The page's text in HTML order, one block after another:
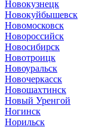
Новокузнецк
Новокуйбышевск
Новомосковск
Новороссийск
Новосибирск
Новотроицк
Новоуральск
Новочеркасск
Новошахтинск
Новый Уренгой
Ногинск
Норильск